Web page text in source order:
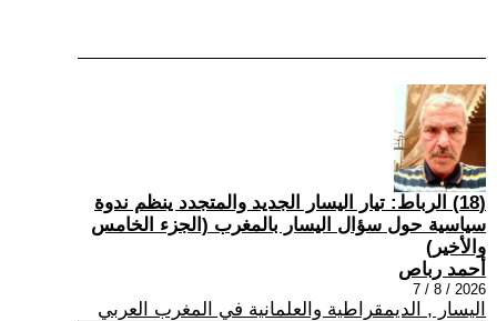
(18) الرباط: تيار اليسار الجديد والمتجدد ينظم ندوة
سياسية حول سؤال اليسار بالمغرب (الجزء الخامس
والأخير)
أحمد رباص
2026 / 8 / 7
اليسار , الديمقراطية والعلمانية في المغرب العربي